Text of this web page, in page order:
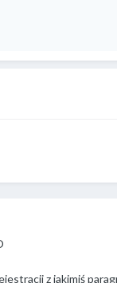
z jakimiś